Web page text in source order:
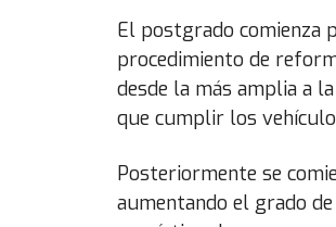
El postgrado comienza
procedimiento de
desde la más amplia a
que cumplir los
Posteriormente se
aumentando el grado